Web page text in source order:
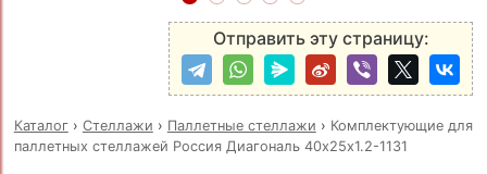
Отправить эту страницу:
Каталог› Стеллажи › Паллетные стеллажи › Комплектующие для
паллетных стеллажей Россия Диагональ 40х25х1.2-1131